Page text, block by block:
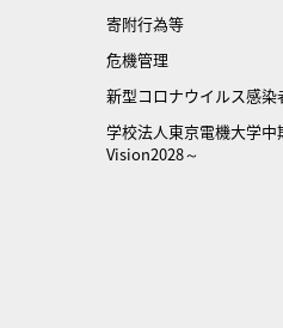
寄附行為等
危機管理
新型コロナウイルス感染
学校法人東京電機大学中
Vision2028～